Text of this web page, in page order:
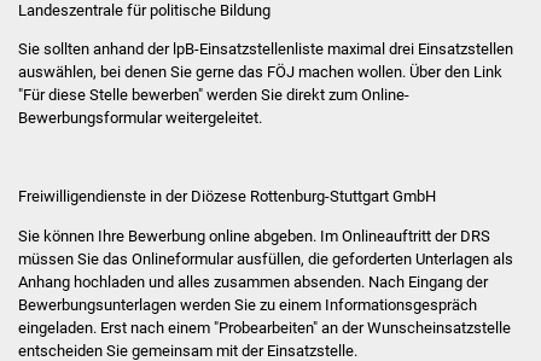
Jugendhaus
Kinder- und
Stadtwerke
Suenergie
Landeszentrale für politische Bildung
Sie sollten anhand der lpB-Einsatzstellenliste maximal drei Einsatzstellen
auswählen, bei denen Sie gerne das FÖJ machen wollen. Über den Link
"Für diese Stelle bewerben" werden Sie direkt zum Online-
Bewerbungsformular weitergeleitet.
Freiwilligendienste in der Diözese Rottenburg-Stuttgart GmbH
Sie können Ihre Bewerbung online abgeben. Im Onlineauftritt der DRS
müssen Sie das Onlineformular ausfüllen, die geforderten Unterlagen als
Anhang hochladen und alles zusammen absenden. Nach Eingang der
Bewerbungsunterlagen werden Sie zu einem Informationsgespräch
eingeladen. Erst nach einem "Probearbeiten" an der Wunscheinsatzstelle
entscheiden Sie gemeinsam mit der Einsatzstelle.